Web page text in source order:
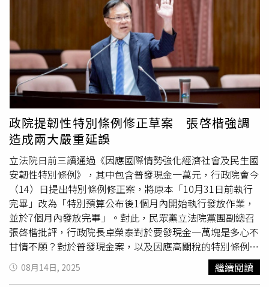
的因素-外螢幕比例長期使用三星Fold系列的讀者應該都會
注意到一件事情，很多時候，你們拿起手機的第一個動作，
其實就是「打開螢幕」。相較於其他廠商將封面螢幕的尺寸
設計的較貼近一般手機的比例，三星Fold系列的封面螢幕比
例，在Fold 7之前都是十分的「狹長」。三星在Fold7之
前，外螢幕都是偏向狹長的比例，圖為Fold6。（圖／廖梓
翔攝）這種狹長其實已經超脫了一般手機的使用比例，所以
會讓許多用戶覺得「封面螢幕」用不慣，進而讓「拿起手機
就打開螢幕」變成一種接近本能的習慣動作。但這樣的動
作，其實就是一種「死亡螺旋」。封面螢幕的過於狹長，導
致用戶體驗不佳，所以用戶被迫、本能性的被迫頻繁打開內
頁螢幕使用，大幅增加開合次數，相較於其他廠商，這樣的
設計其實就是加速轉軸排線疲勞，進而增加故障發生的可
能。官方無視永續的「整組更換」在調查Fold系列故障情事
的過程中，《CTWANT》發現一件事情，就是三星對於摺疊
機轉軸故障一事，不分海內外，大多數都是採取「整組更
換」的方式。所謂的整組更換，就是轉軸、內頁螢幕與內部
的轉軸排線一起更換。三星此舉，對外宣傳的「永續」與
「環保」理念形成強烈矛盾。當一條僅需數百元即可更換的
值勤，北市市區距離短、機車出勤比例高，加上臨檢與酒駕
取締多為長時間怠速，導致里程數成長有限，加上多數長期
停放戶外日曬雨淋，加速車體鏽蝕與機械故障風險，市府應
正視基層員警安全並檢討汰換機制。數據也顯示，北市警局
於2021年至2025年間共購入警用汽、機車2441輛，總經費
達3億6173萬元，然現有警用汽車數量雖達1097台，但去年
實際汰換、購入的警用汽車卻僅有11台，其中執勤常使用的
巡邏車每年平均汰換數更是不到20台。曾獻瑩表示，在「一
台換一台」的原則及市府車審會預算分配限制下，仍有大量
高齡車輛持續服勤，基層員警普遍反映，要等到事故發生後
才送修或報廢，市府應研擬因地制宜、符合北市需求的汰換
機制，包含縮短年限門檻、增加重點部件檢測頻率，並建立
即時回報與預警系統，不應讓制度落差成為員警的隱形風
險，更不該讓市民在突發事故中承擔代價。警察局說明，巡
邏車自撞事故案，肇事原因仍在調查中，尚未完成初步分析
研判，經查該車目前尚未達汰換標準；警察局於2022及
2024年曾建議內政部警政署修正警用車輛汰換標準，警政
署回應將等到行政院主計總處調查「共同性費用編列基準」
修正意見時，適時向總處反映修正；警察局將加強宣導及教
政院提韌性特別條例修正草案 張啓楷強調
造成兩大嚴重延誤
立法院日前三讀通過《因應國際情勢強化經濟社會及民生國
安韌性特別條例》，其中包含普發現金一萬元，行政院會今
（14）日提出特別條例修正案，將原本「10月31日前執行
完畢」改為「特別預算公布後1個月內開始執行發放作業，
並於7個月內發放完畢」。對此，民眾黨立法院黨團副總召
張啓楷批評，行政院長卓榮泰對於要發現金一萬塊是多心不
甘情不願？對於普發現金案，以及因應高關稅的特別條例，
立法院剛通過、總統府剛剛公告，行政院竟然在今天毀憲亂
政提出修正案，造成了兩大非常嚴重的延誤。張啓楷指出，
08月14日, 2025 繼續閱讀